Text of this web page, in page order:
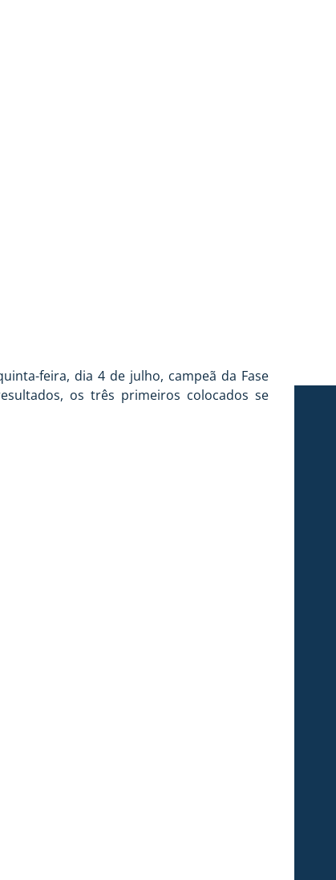
feira, dia 4 de julho, campeã da Fase
os três primeiros colocados se